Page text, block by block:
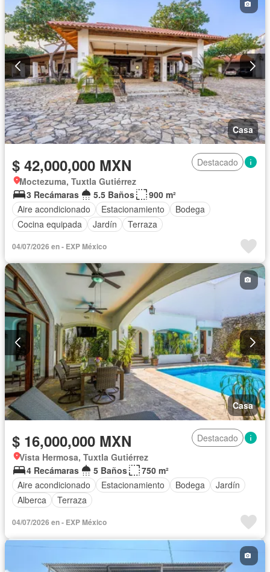
Casa
$ 42,000,000 MXN
Destacado
Moctezuma, Tuxtla Gutiérrez
3 Recámaras
5.5 Baños
900 m²
Aire acondicionado
Estacionamiento
Bodega
Cocina equipada
Jardín Terraza
04/07/2026 en - EXP México
Casa
$ 16,000,000 MXN
Destacado
Vista Hermosa, Tuxtla Gutiérrez
4 Recámaras
5 Baños
750 m²
Aire acondicionado
Estacionamiento Bodega
Jardín
Alberca
Terraza
04/07/2026 en - EXP México